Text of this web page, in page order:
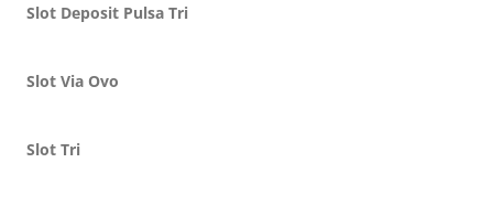
Slot Deposit Pulsa Tri
Slot Via Ovo
Slot Tri